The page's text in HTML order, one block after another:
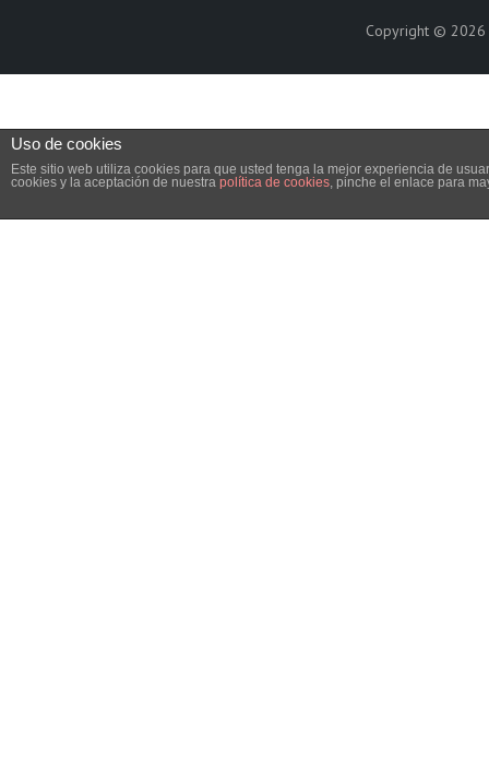
Copyright © 2026
Uso de cookies
Este sitio web utiliza cookies para que usted tenga la mejor experiencia de
cookies y la aceptación de nuestra política de cookies, pinche el enlace para